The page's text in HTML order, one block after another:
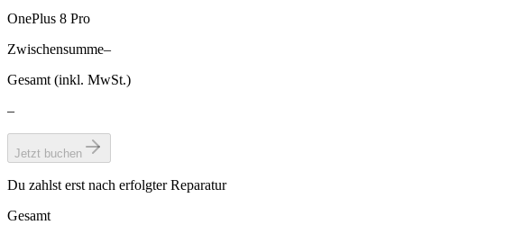
OnePlus 8 Pro
Zwischensumme–
Gesamt (inkl. MwSt.)
–
Jetzt buchen
Du zahlst erst nach erfolgter Reparatur
Gesamt